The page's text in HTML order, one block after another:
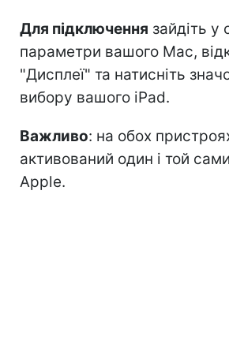
Для підключення зайдіть у
параметри вашого Mac,
"Дисплеї" та натисніть
вибору вашого iPad.
Важливо: на обох
активований один і той
Apple.